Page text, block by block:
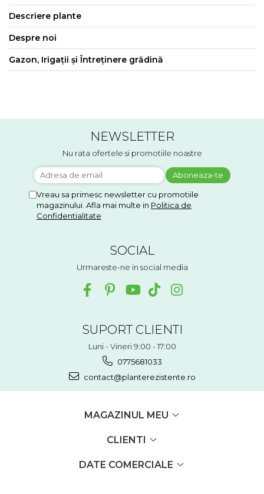
Descriere plante
Despre noi
Gazon, Irigații și Întreținere grădină
NEWSLETTER
Nu rata ofertele si promotiile noastre
Vreau sa primesc newsletter cu promotiile
magazinului. Afla mai multe in Politica de
Confidentialitate
SOCIAL
Urmareste-ne in social media
SUPORT CLIENTI
Luni - Vineri 9:00 - 17:00
0775681033
contact@planterezistente.ro
MAGAZINUL MEU
CLIENTI
DATE COMERCIALE